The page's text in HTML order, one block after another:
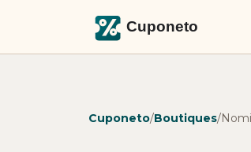
Cuponeto/Boutiques/